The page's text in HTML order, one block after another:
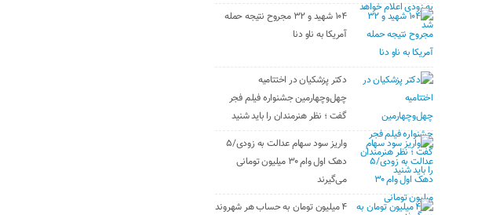
۱۰۴ شهید و ۳۲ مجروح نتیجه حمله
آمریکا به ناو دنا
دکتر پزشکیان در اختتامیه
چهل‌وچهارمین جشنواره فیلم فجر
گفت ؛ نظر هنرمندان را باید شنید
واریز سود سهام عدالت به زودی/۵
دهک اول وام ۳۰ میلیون تومانی
می‌گیرند
۴ میلیون تومان به حساب هر شهروند